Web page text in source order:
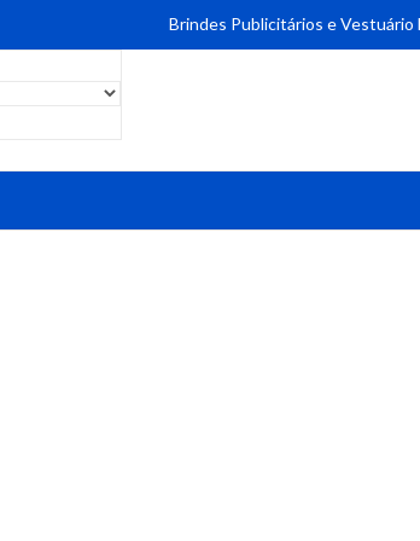
Brindes Publicitários e Vestuário